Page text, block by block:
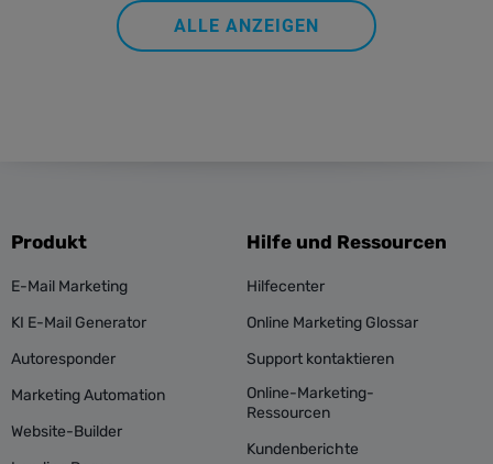
ALLE ANZEIGEN
Produkt
E-Mail Marketing
KI E-Mail Generator
Autoresponder
Marketing Automation
Website-Builder
Hilfe und Ressourcen
Hilfecenter
Online Marketing Glossar
Support kontaktieren
Online-Marketing-
Ressourcen
Kundenberichte